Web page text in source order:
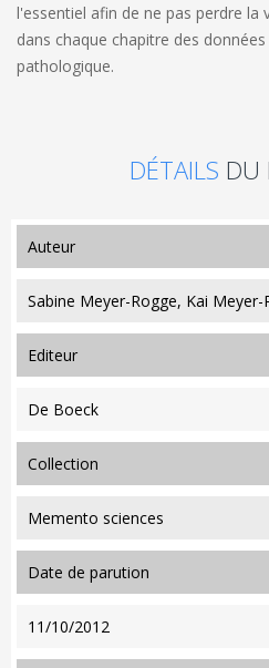
l'essentiel afin de ne pas perdre la
dans chaque chapitre des
pathologique.
DÉTAILS DU
auteur
Sabine Meyer-Rogge, Kai
editeur
De Boeck
collection
Memento sciences
date de parution
11/10/2012